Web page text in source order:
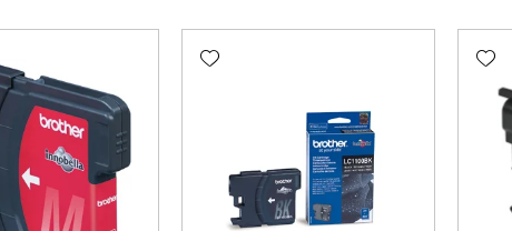
Add wishlist
Add wishlist